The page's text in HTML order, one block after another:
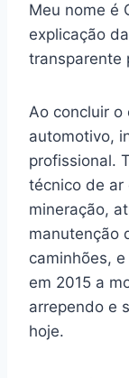
Meu nome é
explicação
transparente
Ao concluir o
automotivo,
profissional.
técnico de ar
mineração,
manutenção
caminhões,
em 2015 a
arrependo e
hoje.